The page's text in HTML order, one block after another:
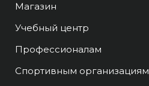
Магазин
Учебный центр
Профессионалам
Спортивным организациям